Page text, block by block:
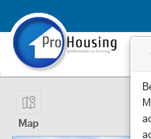
Pagina 1 van 14 Item 1 tot 10
Map